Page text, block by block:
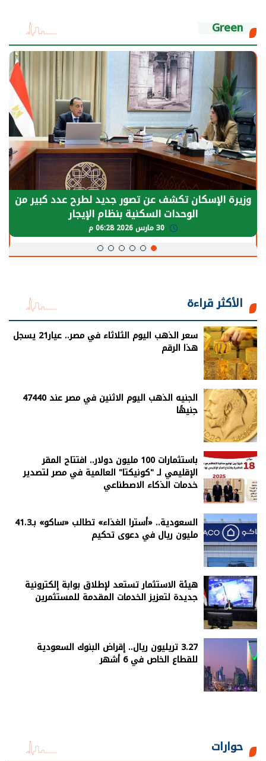
Green
الرئيس السيسي: توقف الأنشطة في قطاع الطاقة
يحتاج إلى سنوات لعودة معدلات الإنتاج الطبيعية
30 مارس 2026 05:08 م
الأكثر قراءة
سعر الذهب اليوم الثلاثاء في مصر.. عيار21 يسجل
هذا الرقم
الجنيه الذهب اليوم الاثنين في مصر عند 47440
جنيهًا
باستثمارات 100 مليون دولار.. افتتاح المقر
الإقليمي لـ "كونيكتا" العالمية في مصر لتصدير
خدمات الذكاء الاصطناعي
السعودية.. «أسترا الغذاء» تطالب «ساكو» بـ41.3
مليون ريال في دعوى تحكيم
هيئة الاستثمار تستعد لإطلاق بوابة إلكترونية
جديدة لتعزيز الخدمات المقدمة للمستثمرين
3.27 تريليون ريال.. إقراض البنوك السعودية
للقطاع الخاص في 6 أشهر
حوارات